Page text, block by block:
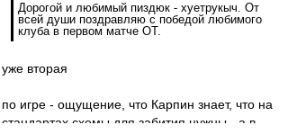
Дорогой и любимый пиздюк - хуетрукыч. От
всей души поздравляю с победой любимого
клуба в первом матче ОТ.
уже вторая
по игре - ощущение, что Карпин знает, что на
стандартах схемы для забития нужны - а в